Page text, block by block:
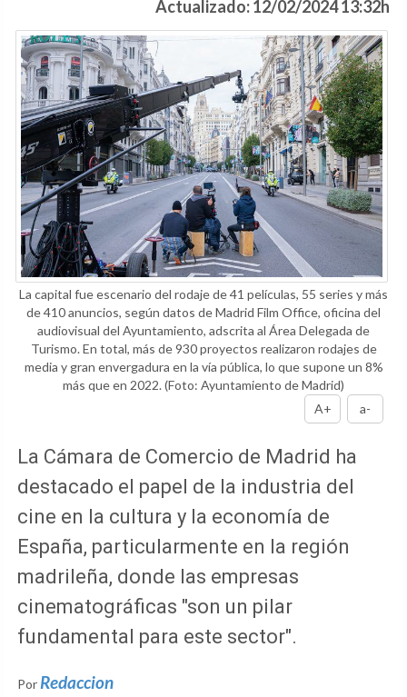
Actualizado: 12/02/2024 13:32h
La capital fue escenario del rodaje de 41 películas, 55 series y más
de 410 anuncios, según datos de Madrid Film Office, oficina del
audiovisual del Ayuntamiento, adscrita al Área Delegada de
Turismo. En total, más de 930 proyectos realizaron rodajes de
media y gran envergadura en la vía pública, lo que supone un 8%
más que en 2022.(Foto: Ayuntamiento de Madrid)
A+
a-
La Cámara de Comercio de Madrid ha
destacado el papel de la industria del
cine en la cultura y la economía de
España, particularmente en la región
madrileña, donde las empresas
cinematográficas "son un pilar
fundamental para este sector".
Por Redaccion